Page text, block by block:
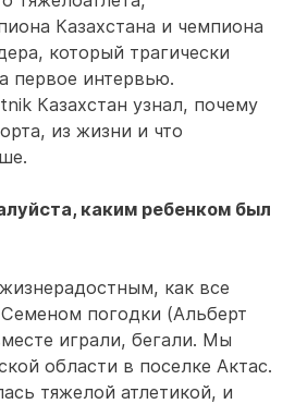
Казахстана и чемпиона
который трагически
первое интервью.
Казахстан узнал, почему
из жизни и что
каким ребенком был
как все
погодки (Альберт
играли, бегали. Мы
области в поселке Актас.
тяжелой атлетикой, и